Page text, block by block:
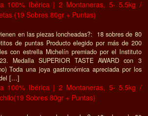
100% Ibérica | 2 Montaneras, 5- 5.5kg /
(19 Sobres 80gr + Puntas)
en las piezas loncheadas?: 18 sobres de 80
de puntas Producto elegido por más de 200
con estrella Michelín premiado por el Instituto
Medalla SUPERIOR TASTE AWARD con 3
Toda una joya gastronómica apreciada por los
[…]
100% Ibérica | 2 Montaneras, 5- 5.5kg /
Sobres 80gr + Puntas)